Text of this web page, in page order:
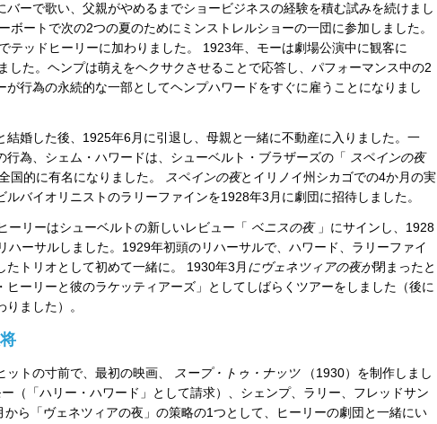
ーで歌い、父親がやめるまでショービジネスの経験を積む試みを続けまし
ボートで次の2つの夏のためにミンストレルショーの一団に参加しました。
テッドヒーリーに加わりました。 1923年、モーは劇場公演中に観客に
した。ヘンプは萌えをヘクサクさせることで応答し、パフォーマンス中の2
が行為の永続的な一部としてヘンプハワードをすぐに雇うことになりまし
結婚した後、1925年6月に引退し、母親と一緒に不動産に入りました。一
為、シェム・ハワードは、シューベルト・ブラザーズの「 スペインの夜
国的に有名になりました。
スペインの夜とイリノイ州シカゴでの4か月の実
バイオリニストのラリーファインを1928年3月に劇団に招待しました。
ーリーはシューベルトの新しいレビュー「 ベニスの夜」にサインし、1928
ハーサルしました。1929年初頭のリハーサルで、ハワード、ラリーファイ
たトリオとして初めて一緒に。 1930年3月 にヴェネツィアの夜が閉まったと
ヒーリーと彼のラケッティアーズ」としてしばらくツアーをしました（後に
ました）。
トの寸前で、最初の映画、 スープ・トゥ・ナッツ（1930）を制作しまし
（「ハリー・ハワード」として請求）、シェンプ、ラリー、フレッドサン
ら「ヴェネツィアの夜」の策略の1つとして、ヒーリーの劇団と一緒にい